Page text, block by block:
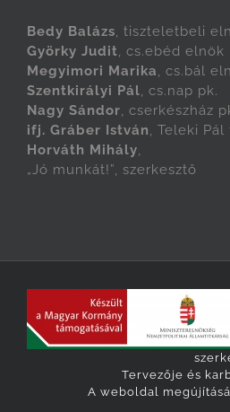
Bedy Balázs, tiszteletbeli
Györky Judit, cs.ebéd elnök
Megyimori Marika, cs.bál
Szentkirályi Pál, cs.nap pk.
Nagy Sándor, cserkészház
ifj. Gráber István, Teleki Pál
Horváth Mihály,
„Jó munkát!”, szerkesztő
Tervezője és
A weboldal